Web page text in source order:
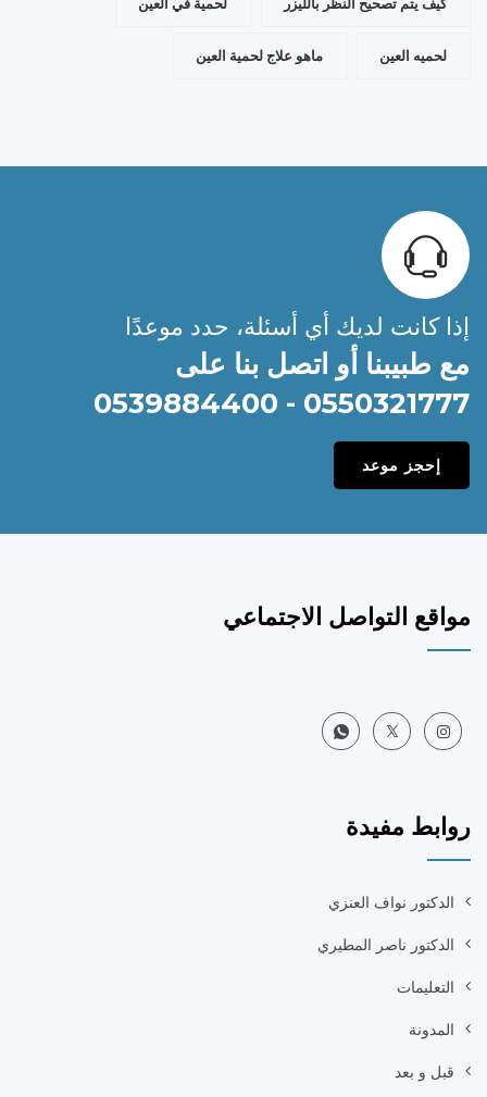
كيف يتم تصحيح النظر بالليزر لحمية في العين
لحميه العين ماهو علاج لحمية العين
إذا كانت لديك أي أسئلة، حدد موعدًا
مع طبيبنا أو اتصل بنا على
0550321777 - 0539884400
إحجز موعد
مواقع التواصل الاجتماعي
روابط مفيدة
الدكتور نواف العنزي
الدكتور ناصر المطيري
التعليمات
المدونة
قبل و بعد